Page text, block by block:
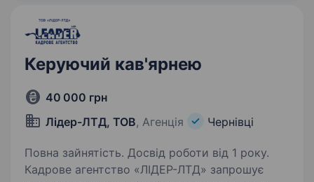
Керуючий кав'ярнею
40 000 грн
Лідер-ЛТД, ТОВ, Агенція Чернівці
Повна зайнятість. Досвід роботи від 1 року.
Кадрове агентство «ЛІДЕР-ЛТД» запрошує